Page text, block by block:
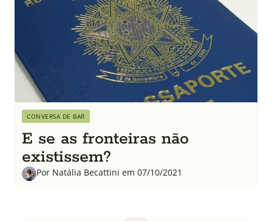
CONVERSA DE BAR
E se as fronteiras não
existissem?
Por Natália Becattini em 07/10/2021